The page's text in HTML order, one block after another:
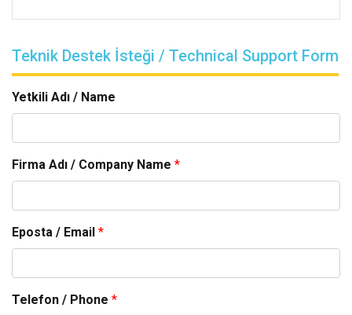
Teknik Destek İsteği / Technical Support Form
Yetkili Adı / Name
Firma Adı / Company Name *
Eposta / Email *
Telefon / Phone *